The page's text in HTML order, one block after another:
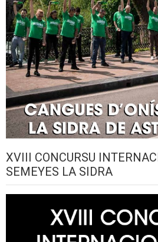
XVIII CONCURSU
SEMEYES LA SIDRA